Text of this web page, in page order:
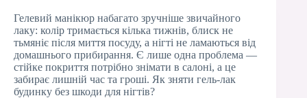
Гелевий манікюр набагато зручніше звичайного
лаку: колір тримається кілька тижнів, блиск не
тьмяніє після миття посуду, а нігті не ламаються від
домашнього прибирання. Є лише одна проблема —
стійке покриття потрібно знімати в салоні, а це
забирає лишній час та гроші. Як зняти гель-лак
будинку без шкоди для нігтів?